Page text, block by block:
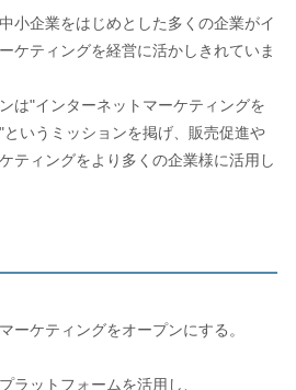
小企業をはじめとした多くの企業がイ
ケティングを経営に活かしきれていま
は"インターネットマーケティングを
いうミッションを掲げ、販売促進や
ティングをより多くの企業様に活用し
ーケティングをオープンにする。
ラットフォームを活用し、